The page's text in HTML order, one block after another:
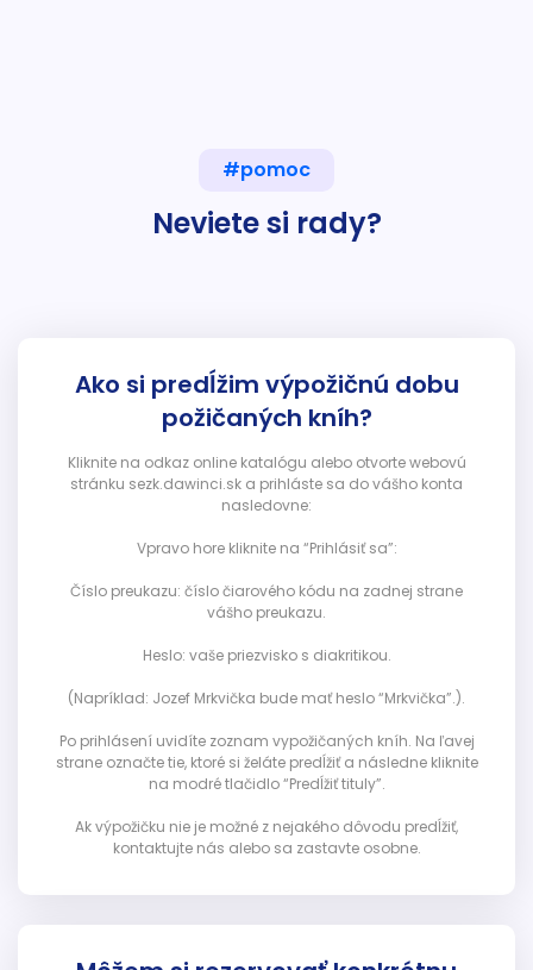
#pomoc
Neviete si rady?
Ako si predĺžim výpožičnú dobu
požičaných kníh?
Kliknite na odkaz online katalógu alebo otvorte webovú
stránku sezk.dawinci.sk a prihláste sa do vášho konta
nasledovne:
Vpravo hore kliknite na “Prihlásiť sa”:
Číslo preukazu: číslo čiarového kódu na zadnej strane
vášho preukazu.
Heslo: vaše priezvisko s diakritikou.
(Napríklad: Jozef Mrkvička bude mať heslo “Mrkvička”.).
Po prihlásení uvidíte zoznam vypožičaných kníh. Na ľavej
strane označte tie, ktoré si želáte predĺžiť a následne kliknite
na modré tlačidlo “Predĺžiť tituly”.
Ak výpožičku nie je možné z nejakého dôvodu predĺžiť,
kontaktujte nás alebo sa zastavte osobne.